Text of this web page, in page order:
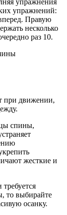
упражнений:
Правую
несколько
раз 10.
при движении,
спины,
жесткие и
то выбирайте
осанку.